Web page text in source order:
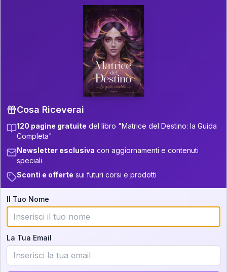
Il libro è in fase di scrittura. Iscriviti alla newsletter
per ricevere aggiornamenti!
P.S. Interpretazione parziale
gratuita
Scorri più in basso per vedere
un'interpretazione parziale gratuita della tua
Iscriviti alla newsletter per ricevere
aggiornamenti quando sarà disponibile.
Cosa scoprirete nella vostra
interpretazione:
💕 Come rafforzare la vostra unione
Cosa Riceverai
120 pagine gratuite del libro "Matrice del Destino: la Guida
Completa"
Newsletter esclusiva con aggiornamenti e contenuti
speciali
Sconti e offerte sui futuri corsi e prodotti
Il Tuo Nome
La Tua Email